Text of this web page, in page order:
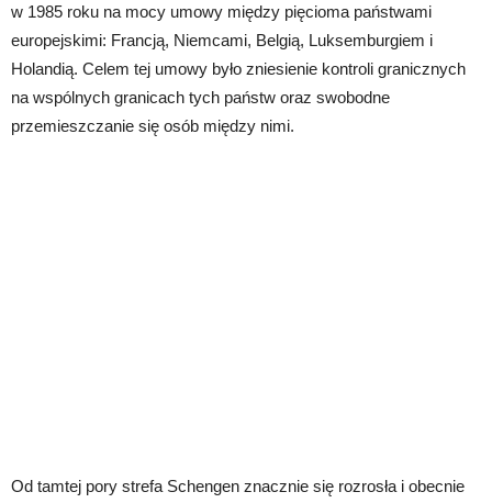
w 1985 roku na mocy umowy między pięcioma państwami
europejskimi: Francją, Niemcami, Belgią, Luksemburgiem i
Holandią. Celem tej umowy było zniesienie kontroli granicznych
na wspólnych granicach tych państw oraz swobodne
przemieszczanie się osób między nimi.
Od tamtej pory strefa Schengen znacznie się rozrosła i obecnie